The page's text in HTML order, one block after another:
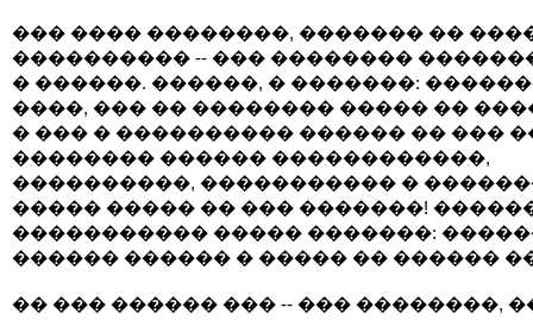
��� ���� ��������, ������� ��
���������� -- ��� ��������
� ������. ������, � �������:
����, ��� �� �������� ����� ��
� ��� � ���������� ������ �� ���
�������� ������ ������������,
����������, ����������� �
����� ����� �� ��� �������!
����������� ����� �������:
������ ������ � ����� �� ������
�� ��� ������ ��� -- ��� ��������,